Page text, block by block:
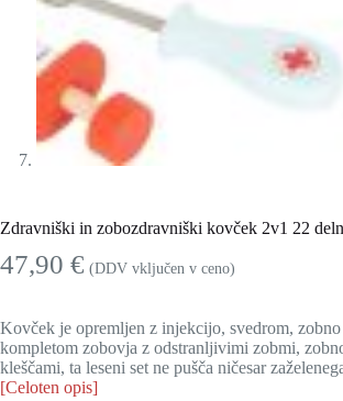
Zdravniški in zobozdravniški kovček 2v1 22
47,90 € (DDV vključen v ceno)
Kovček je opremljen z injekcijo, svedrom, zobno
kompletom zobovja z odstranljivimi zobmi,
kleščami, ta leseni set ne pušča ničesar
[Celoten opis]